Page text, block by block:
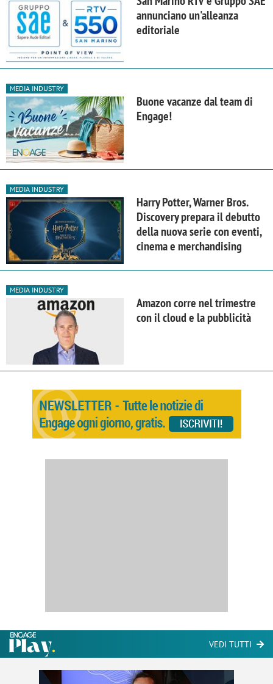
annunciano un'alleanza
editoriale
MEDIA INDUSTRY
Buone vacanze dal team di
Engage!
MEDIA INDUSTRY
Harry Potter, Warner Bros.
Discovery prepara il debutto
della nuova serie con eventi,
cinema e merchandising
MEDIA INDUSTRY
Amazon corre nel trimestre
con il cloud e la pubblicità
VEDI TUTTI